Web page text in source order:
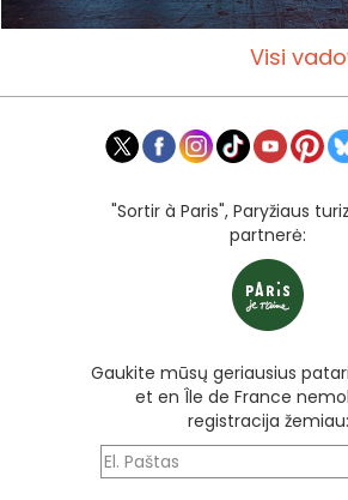
Visi
"Sortir à Paris", Paryžiaus
partnerė:
Gaukite mūsų geriausius
et en Île de France
registracija žemiau: